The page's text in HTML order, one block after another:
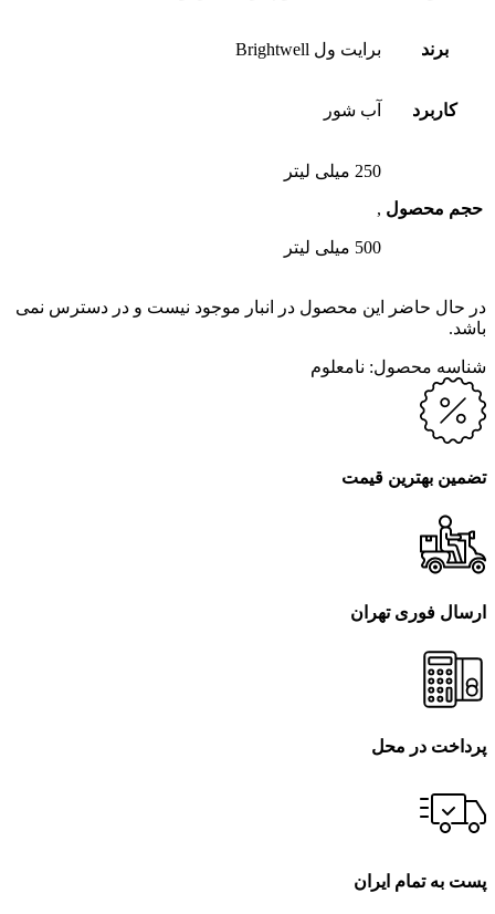
برند برایت ول Brightwell
کاربرد آب شور
حجم محصول
250 میلی لیتر
,
500 میلی لیتر
در حال حاضر این محصول در انبار موجود نیست و در دسترس نمی
باشد.
شناسه محصول: نامعلوم
تضمین بهترین قیمت
ارسال فوری تهران
پرداخت در محل
پست به تمام ایران